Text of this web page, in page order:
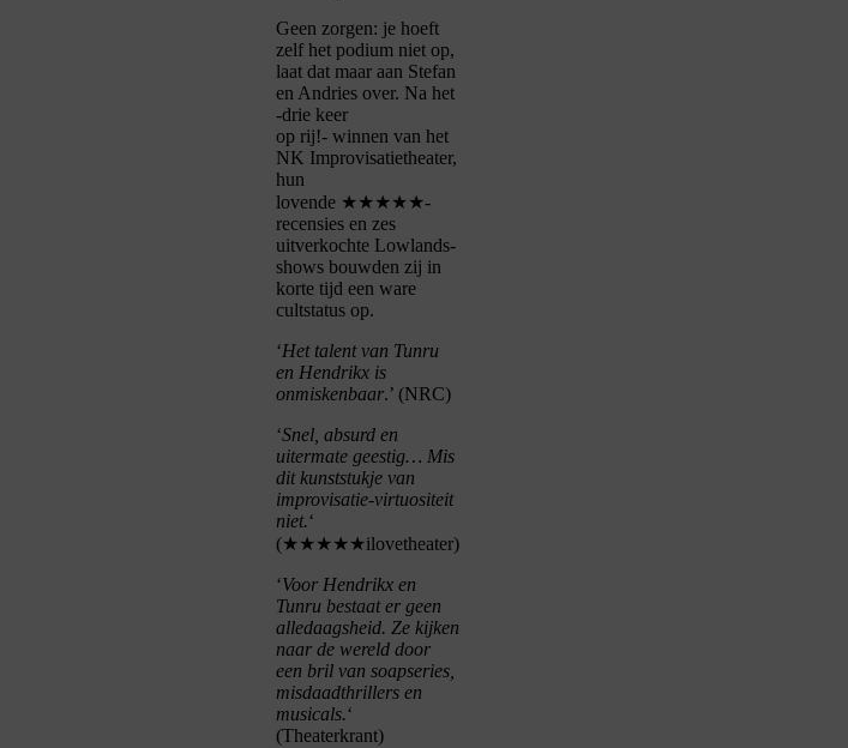
Geen zorgen: je hoeft
zelf het podium niet op,
laat dat maar aan Stefan
en Andries over. Na het
-drie keer
op rij!- winnen van het
NK Improvisatietheater,
hun
lovende ★★★★★-
recensies en zes
uitverkochte Lowlands-
shows bouwden zij in
korte tijd een ware
cultstatus op.
‘Het talent van Tunru
en Hendrikx is
onmiskenbaar.’ (NRC)
‘Snel, absurd en
uitermate geestig… Mis
dit kunststukje van
improvisatie-virtuositeit
niet.‘
(★★★★★ilovetheater)
‘Voor Hendrikx en
Tunru bestaat er geen
alledaagsheid. Ze kijken
naar de wereld door
een bril van soapseries,
misdaadthrillers en
musicals.‘
(Theaterkrant)